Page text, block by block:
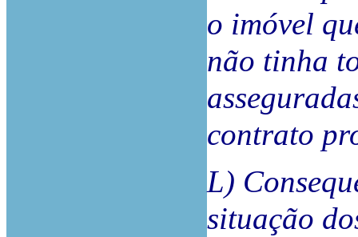
o imóvel
não tinha
contrato
L)
situação